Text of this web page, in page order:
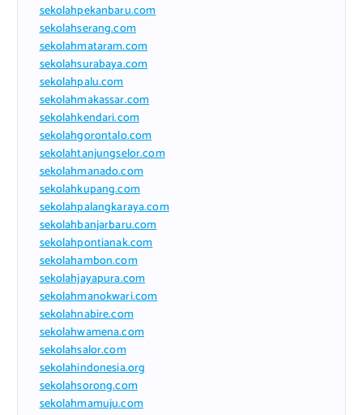
sekolahpekanbaru.com
sekolahserang.com
sekolahmataram.com
sekolahsurabaya.com
sekolahpalu.com
sekolahmakassar.com
sekolahkendari.com
sekolahgorontalo.com
sekolahtanjungselor.com
sekolahmanado.com
sekolahkupang.com
sekolahpalangkaraya.com
sekolahbanjarbaru.com
sekolahpontianak.com
sekolahambon.com
sekolahjayapura.com
sekolahmanokwari.com
sekolahnabire.com
sekolahwamena.com
sekolahsalor.com
sekolahindonesia.org
sekolahsorong.com
sekolahmamuju.com